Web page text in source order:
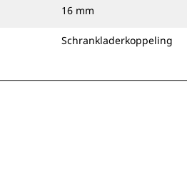
16 mm
Schrankladerkoppeling